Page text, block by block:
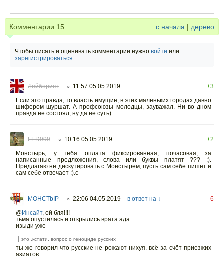
Комментарии 15 с начала | дерево
Чтобы писать и оценивать комментарии нужно войти или
зарегистрироваться
Лейборист ○ 11:57 05.05.2019
+3
Если это правда, то власть имущие, в этих маленьких городах давно
шифером шуршат. А профсоюзы молодцы, зауважал. Ни во дном
правда не состоял, ну да не суть)
LED999 ○ 10:16 05.05.2019
+2
Монстырь, у тебя оплата фиксированная, почасовая, за
написанные предложения, слова или буквы платят ??? :).
Предлагаю не дискутировать с Монстырем, пусть сам себе пишет и
сам себе отвечает :).с
MOHCTbIP ○ 22:06 04.05.2019 в ответ на ↓
-6
@Инсайт, ой бля!!!!
тьма опустилась и открылись врата ада
изыди уже
это ,кстати, вопрос о геноциде русских
ты же говорил что русские не рожают нихуя. всё за счёт приезжих